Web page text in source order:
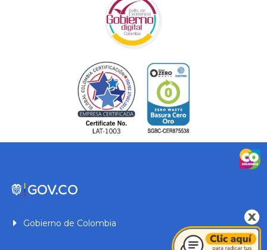
Gobierno de Colombia